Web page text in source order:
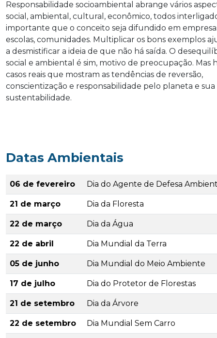
Responsabilidade socioambiental abrange vários
social, ambiental, cultural, econômico, todos
importante que o conceito seja difundido em
escolas, comunidades. Multiplicar os bons exemplos
a desmistificar a ideia de que não há saída. O
social e ambiental é sim, motivo de preocupação. Mas
casos reais que mostram as tendências de reversão,
conscientização e responsabilidade pelo planeta e sua
sustentabilidade.
Datas Ambientais
06 de fevereiro Dia do Agente de Defesa
21 de março Dia da Floresta
22 de março Dia da Água
22 de abril Dia Mundial da Terra
05 de junho Dia Mundial do Meio Ambiente
17 de julho Dia do Protetor de Florestas
21 de setembro Dia da Árvore
22 de setembro Dia Mundial Sem Carro